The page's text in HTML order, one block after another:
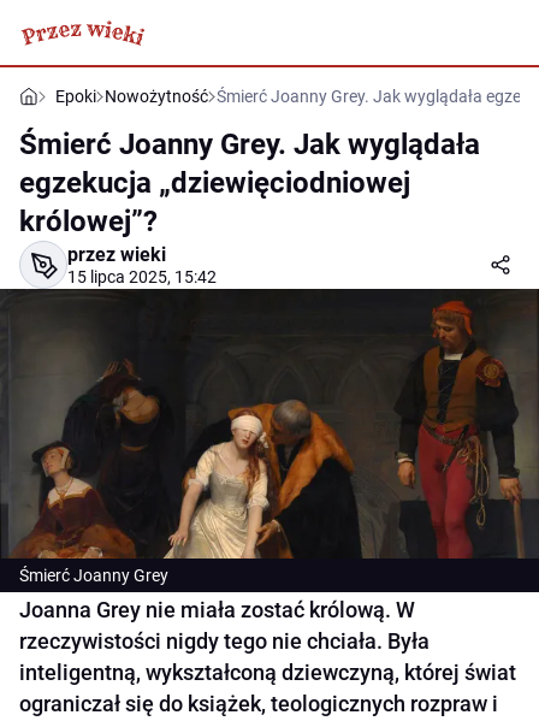
Epoki Nowożytność Śmierć Joanny Grey. Jak wyglądała
Śmierć Joanny Grey. Jak wyglądała
egzekucja „dziewięciodniowej
królowej”?
przez wieki
15 lipca 2025, 15:42
Śmierć Joanny Grey
Joanna Grey nie miała zostać królową. W
rzeczywistości nigdy tego nie chciała. Była
inteligentną, wykształconą dziewczyną, której świat
ograniczał się do książek, teologicznych rozpraw i